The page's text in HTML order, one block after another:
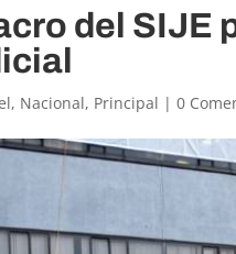
del SIJE
, Nacional, Principal |0